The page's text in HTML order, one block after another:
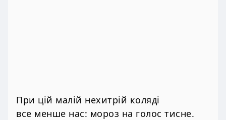
При цій малій нехитрій коляді
все менше нас: мороз на голос тисне.